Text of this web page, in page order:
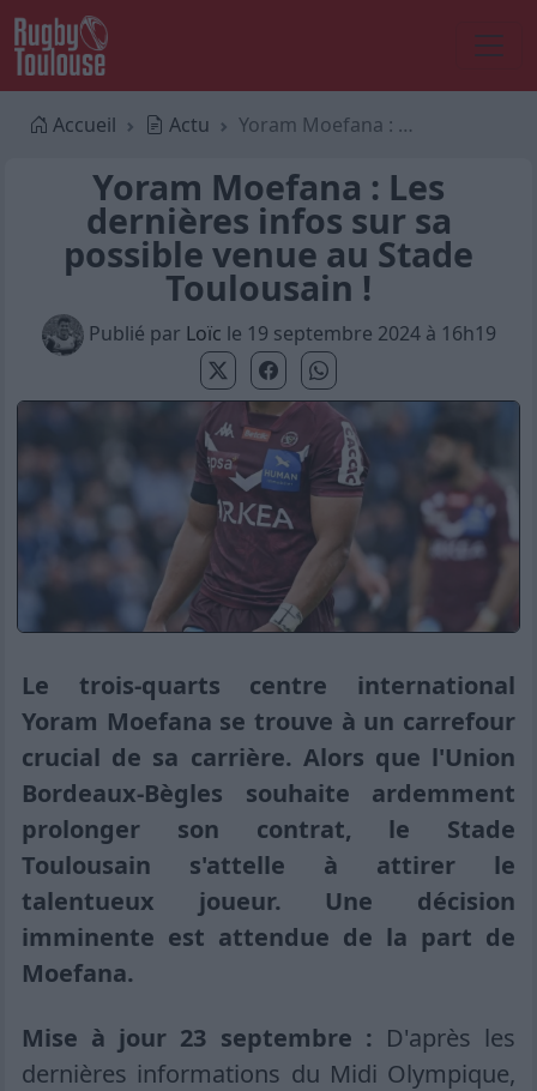
Accueil Actu Yoram Moefana : Les dernières infos sur sa possible venue au Stade Toulousain !
Yoram Moefana : Les
dernières infos sur sa
possible venue au Stade
Toulousain !
Publié par Loïc le 19 septembre 2024 à 16h19
Le trois-quarts centre international
Yoram Moefana se trouve à un carrefour
crucial de sa carrière. Alors que l'Union
Bordeaux-Bègles souhaite ardemment
prolonger son contrat, le Stade
Toulousain s'attelle à attirer le
talentueux joueur. Une décision
imminente est attendue de la part de
Moefana.
Mise à jour 23 septembre : D'après les
dernières informations du Midi Olympique,